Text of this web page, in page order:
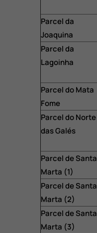
Parcel da
Joaquina
Parcel da
Lagoinha
Parcel do Mata
Fome
Parcel do Norte
das Galés
Parcel de Santa
Marta (1)
Parcel de Santa
Marta (2)
Parcel de Santa
Marta (3)